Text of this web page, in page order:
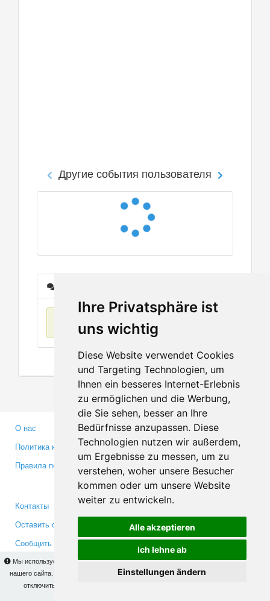
Ihre Privatsphäre ist
uns wichtig
Diese Website verwendet Cookies
und Targeting Technologien, um
Ihnen ein besseres Internet-Erlebnis
zu ermöglichen und die Werbung,
die Sie sehen, besser an Ihre
Bedürfnisse anzupassen. Diese
Technologien nutzen wir außerdem,
um Ergebnisse zu messen, um zu
verstehen, woher unsere Besucher
kommen oder um unsere Website
weiter zu entwickeln.
Alle akzeptieren
Ich lehne ab
Einstellungen ändern
Мы используем cookies для того, чтобы Вы могли использовать весь функционал
нашего сайта. На
Вы сможете узнать подробности и, при желании,
отключить использование cookies. Продолжая пользоваться сайтом, Вы
Другие события пользователя
О нас
Политика конфиденциальности
Правила пользования
Партнерам
Инвесторам
Медиа
Контакты
Оставить отзыв
Сообщить об ошибке
Facebook
Twitter
YouTube
Google+